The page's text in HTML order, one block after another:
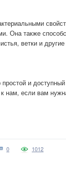
Она также
ветки и другие
и
нам, если вам
0 1012